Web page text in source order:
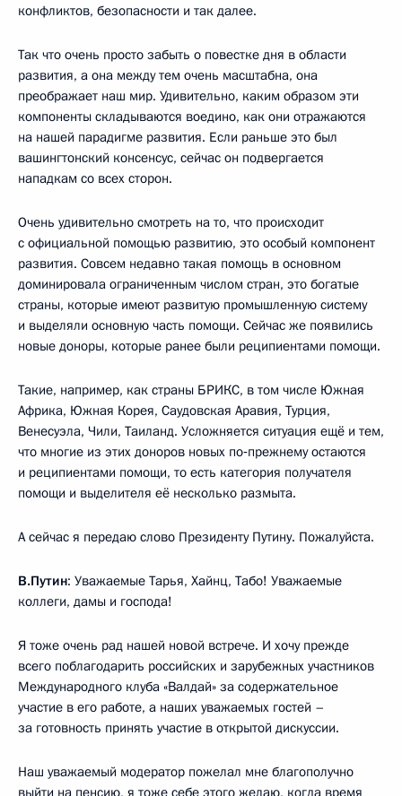
конфликтов, безопасности и так далее.
Так что очень просто забыть о повестке дня в области
развития, а она между тем очень масштабна, она
преображает наш мир. Удивительно, каким образом эти
компоненты складываются воедино, как они отражаются
на нашей парадигме развития. Если раньше это был
вашингтонский консенсус, сейчас он подвергается
нападкам со всех сторон.
Очень удивительно смотреть на то, что происходит
с официальной помощью развитию, это особый компонент
развития. Совсем недавно такая помощь в основном
доминировала ограниченным числом стран, это богатые
страны, которые имеют развитую промышленную систему
и выделяли основную часть помощи. Сейчас же появились
новые доноры, которые ранее были реципиентами помощи.
Такие, например, как страны БРИКС, в том числе Южная
Африка, Южная Корея, Саудовская Аравия, Турция,
Венесуэла, Чили, Таиланд. Усложняется ситуация ещё и тем,
что многие из этих доноров новых по‑прежнему остаются
и реципиентами помощи, то есть категория получателя
помощи и выделителя её несколько размыта.
А сейчас я передаю слово Президенту Путину. Пожалуйста.
В.Путин: Уважаемые Тарья, Хайнц, Табо! Уважаемые
коллеги, дамы и господа!
Я тоже очень рад нашей новой встрече. И хочу прежде
всего поблагодарить российских и зарубежных участников
Международного клуба «Валдай» за содержательное
участие в его работе, а наших уважаемых гостей –
за готовность принять участие в открытой дискуссии.
Наш уважаемый модератор пожелал мне благополучно
выйти на пенсию, я тоже себе этого желаю, когда время